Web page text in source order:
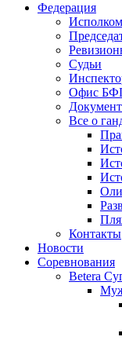
Федерация
Судьи
Офис
Все о
Контакты
Новости
Соревнования
Betera